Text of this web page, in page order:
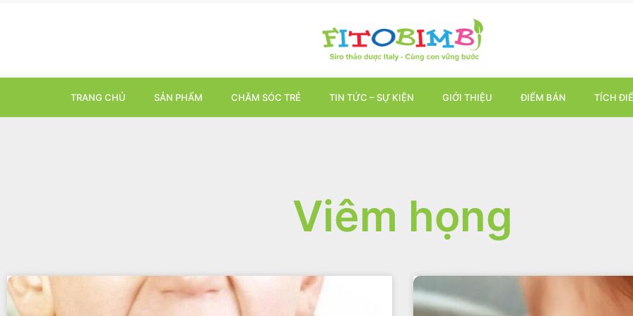
TRANG CHỦ SẢN PHẨM CHĂM SÓC TRẺ TIN TỨC – SỰ KIỆN GIỚI THIỆU ĐIỂM BÁN TÍCH
Viêm họng